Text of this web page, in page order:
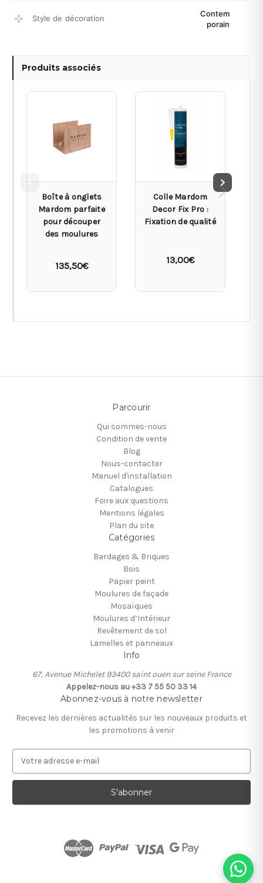
Style de décoration
Contem
porain
Produits associés
Boîte à onglets
Mardom parfaite
pour découper
des moulures
135,50€
Colle Mardom
Decor Fix Pro :
Fixation de qualité
13,00€
Parcourir
Qui sommes-nous
Condition de vente
Blog
Nous-contacter
Manuel d'installation
Catalogues
Foire aux questions
Mentions légales
Plan du site
Catégories
Bardages & Briques
Bois
Papier peint
Moulures de façade
Mosaïques
Moulures d’Intérieur
Revêtement de sol
Lamelles et panneaux
Info
67, Avenue Michelet 93400 saint ouen sur seine France
Appelez-nous au +33 7 55 50 33 14
Abonnez-vous à notre newsletter
Recevez les dernières actualités sur les nouveaux produits et
les promotions à venir
r
s